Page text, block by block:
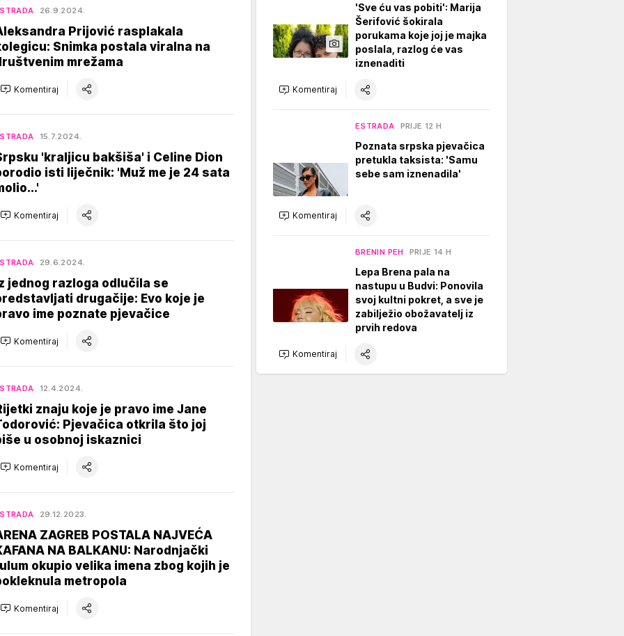
26.9.2024.
Prijović rasplakala
Snimka postala viralna na
mrežama
Komentiraj
15.7.2024.
'kraljicu bakšiša' i Celine Dion
isti liječnik: 'Muž me je 24 sata
Komentiraj
29.6.2024.
jednog razloga odlučila se
drugačije: Evo koje je
ime poznate pjevačice
Komentiraj
12.4.2024.
znaju koje je pravo ime Jane
Pjevačica otkrila što joj
u osobnoj iskaznici
Komentiraj
29.12.2023.
ZAGREB POSTALA NAJVEĆA
NA BALKANU: Narodnjački
okupio velika imena zbog kojih je
metropola
Komentiraj
'Sve ću vas pobiti': Marija
Šerifović šokirala
porukama koje joj je majka
poslala, razlog će vas
iznenaditi
Komentiraj
ESTRADA PRIJE 12 H
Poznata srpska pjevačica
pretukla taksista: 'Samu
sebe sam iznenadila'
Komentiraj
BRENIN PEH PRIJE 14 H
Lepa Brena pala na
nastupu u Budvi: Ponovila
svoj kultni pokret, a sve je
zabilježio obožavatelj iz
prvih redova
Komentiraj